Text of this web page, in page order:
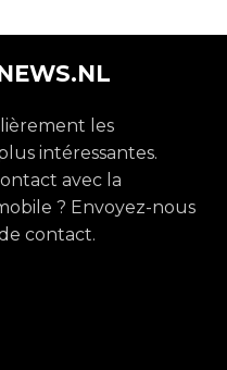
les
intéressantes.
avec la
? Envoyez-nous
contact.